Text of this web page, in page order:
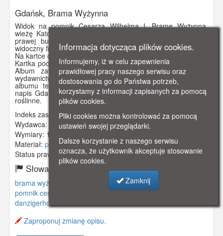
Gdańsk, Brama Wyżynna
Widok na pomnik Cesarza Wilhelma I, Bramę Wyżynną,
wieżę Katowni. Po lewej stronie budynek Danzigerhofu, po
prawej budynek banku (obecnie Bank NBP). Za bramą
widoczny fragment Targu Węglowego.
Na kartce opis: Gdańsk - Wysoka Brama
Kartka pochodzi z albumu złożonego przez R. Czarlińskiego.
Album zawiera 11 kartek pocztowych wydanych przez
wydawnictwo Stengel &Co., G.m.b.H, Dresden. Okładka
albumu tekturowa, kolor bordo. Na okładce znajduje się
napis Gdańsk, dane wydawcy i ozdobne, secesyjne motywy
roślinne.
Indeks zasobu:GSP02305
Wydawca:
Stengel & Co., G.m.b.H, Dresden
Wymiary: 140 x 90 mm
Materiał: pocztówka
Status prawny:Użycie Niekomercyjne
Słowa kluczowe:
brama wyżynna wieża więzienna
pomnik cesarza wilhelma i
bank,danzigerhofu
danzigerhof
Zaproponuj zmianę opisu.
Informacja dotycząca plików cookies.
Informujemy, iż w celu zapewnienia
prawidłowej pracy naszego serwisu oraz
dostosowania go do Państwa potrzeb,
korzystamy z informacji zapisanych za pomocą
plików cookies.
Pliki cookies można kontrolować za pomocą
ustawień swojej przeglądarki.
Dalsze korzystanie z naszego serwisu
oznacza, że użytkownik akceptuje stosowanie
plików cookies.
Zamknij